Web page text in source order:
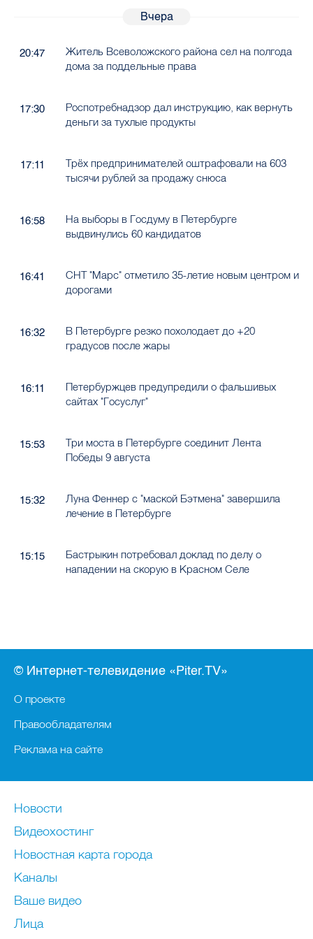
Вчера
20:47
Житель Всеволожского района сел на полгода
дома за поддельные права
17:30
Роспотребнадзор дал инструкцию, как вернуть
деньги за тухлые продукты
17:11
Трёх предпринимателей оштрафовали на 603
тысячи рублей за продажу снюса
16:58
На выборы в Госдуму в Петербурге
выдвинулись 60 кандидатов
16:41
СНТ "Марс" отметило 35-летие новым центром и
дорогами
16:32
В Петербурге резко похолодает до +20
градусов после жары
16:11
Петербуржцев предупредили о фальшивых
сайтах "Госуслуг"
15:53
Три моста в Петербурге соединит Лента
Победы 9 августа
15:32
Луна Феннер с "маской Бэтмена" завершила
лечение в Петербурге
15:15
Бастрыкин потребовал доклад по делу о
нападении на скорую в Красном Селе
© Интернет-телевидение «Piter.TV»
О проекте
Правообладателям
Реклама на сайте
Новости
Видеохостинг
Новостная карта города
Каналы
Ваше видео
Лица